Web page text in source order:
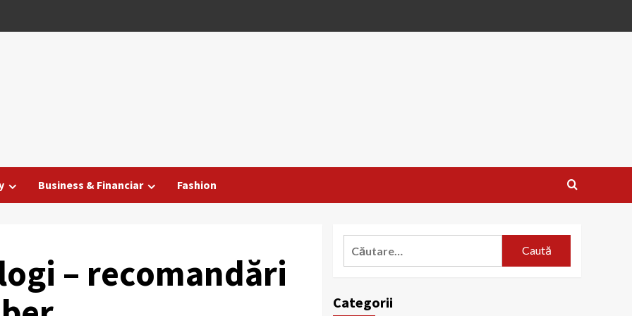
Business & Financiar Fashion
– recomandări
Categorii